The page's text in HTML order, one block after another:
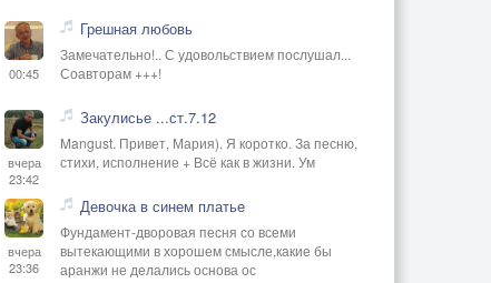
00:45
Грешная любовь
Замечательно!.. С удовольствием послушал...
Соавторам +++!
вчера
23:42
Закулисье ...ст.7.12
Mangust. Привет, Мария). Я коротко. За песню,
стихи, исполнение + Всё как в жизни. Ум
вчера
23:36
Девочка в синем платье
Фундамент-дворовая песня со всеми
вытекающими в хорошем смысле,какие бы
аранжи не делались основа ос